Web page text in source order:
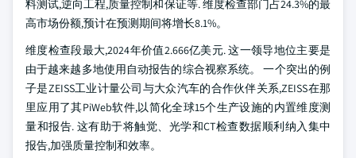
料测试,逆向工程,质量控制和保证等. 维度检查部门占24.3%的最
高市场份额,预计在预测期间将增长8.1%。
维度检查段最大,2024年价值2.666亿美元. 这一领导地位主要是
由于越来越多地使用自动报告的综合视察系统。 一个突出的例
子是ZEISS工业计量公司与大众汽车的合作伙伴关系,ZEISS在那
里应用了其PiWeb软件,以简化全球15个生产设施的内置维度测
量和报告. 这有助于将触觉、光学和CT检查数据顺利纳入集中
报告,加强质量控制和效率。